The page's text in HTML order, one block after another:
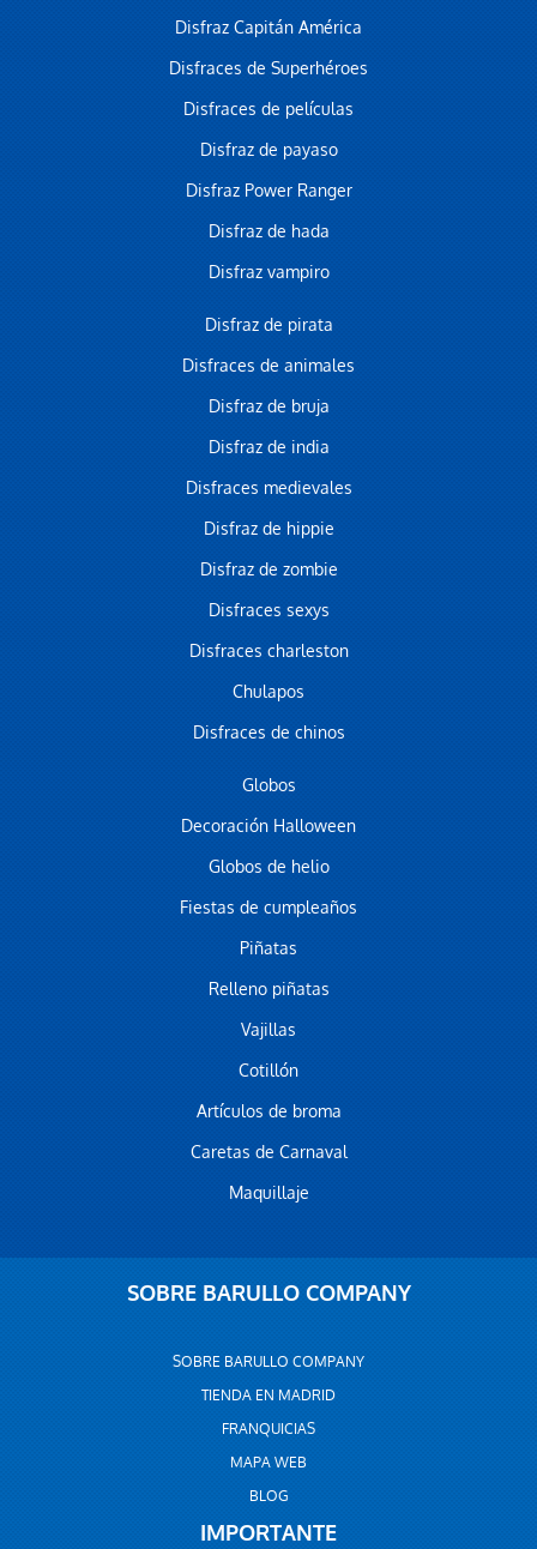
Disfraz Capitán América
Disfraces de Superhéroes
Disfraces de películas
Disfraz de payaso
Disfraz Power Ranger
Disfraz de hada
Disfraz vampiro
Disfraz de pirata
Disfraces de animales
Disfraz de bruja
Disfraz de india
Disfraces medievales
Disfraz de hippie
Disfraz de zombie
Disfraces sexys
Disfraces charleston
Chulapos
Disfraces de chinos
Globos
Decoración Halloween
Globos de helio
Fiestas de cumpleaños
Piñatas
Relleno piñatas
Vajillas
Cotillón
Artículos de broma
Caretas de Carnaval
Maquillaje
SOBRE BARULLO COMPANY
SOBRE BARULLO COMPANY
TIENDA EN MADRID
FRANQUICIAS
MAPA WEB
BLOG
IMPORTANTE